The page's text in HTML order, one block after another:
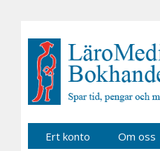
Ert konto Om oss